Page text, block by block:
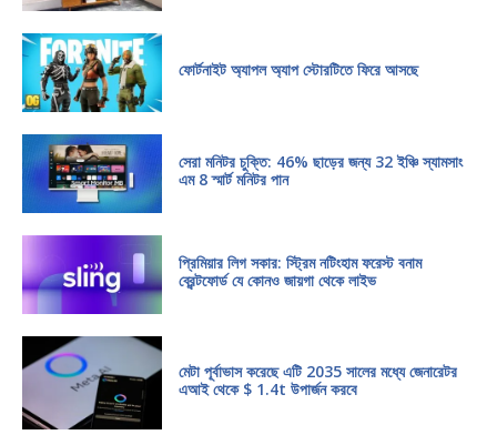
ফোর্টনাইট অ্যাপল অ্যাপ স্টোরটিতে ফিরে আসছে
সেরা মনিটর চুক্তি: 46% ছাড়ের জন্য 32 ইঞ্চি স্যামসাং
এম 8 স্মার্ট মনিটর পান
প্রিমিয়ার লিগ সকার: স্ট্রিম নটিংহাম ফরেস্ট বনাম
ব্রেন্টফোর্ড যে কোনও জায়গা থেকে লাইভ
মেটা পূর্বাভাস করেছে এটি 2035 সালের মধ্যে জেনারেটর
এআই থেকে $ 1.4t উপার্জন করবে